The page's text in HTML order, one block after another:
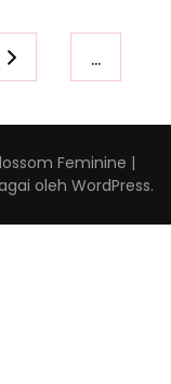
…
Feminine |
oleh WordPress.